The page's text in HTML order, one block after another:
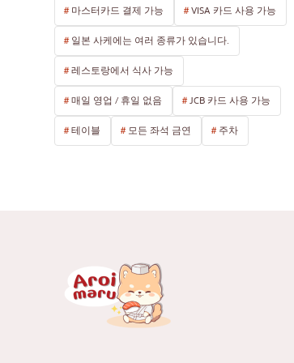
마스터카드 결제 가능
VISA 카드 사용 가능
일본 사케에는 여러 종류가 있습니다.
레스토랑에서 식사 가능
매일 영업 / 휴일 없음
JCB 카드 사용 가능
테이블
모든 좌석 금연 주차